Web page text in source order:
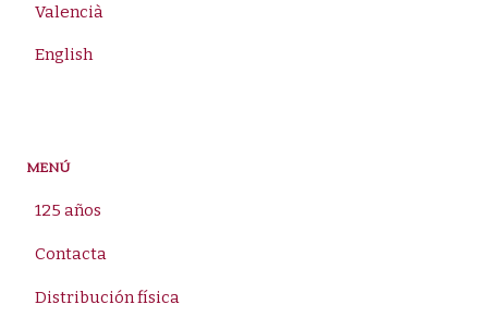
Valencià
English
MENÚ
125 años
Contacta
Distribución física